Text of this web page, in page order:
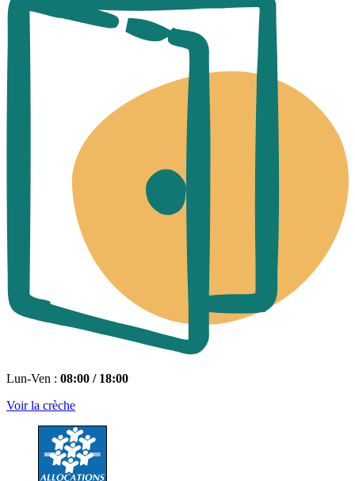
Lun-Ven : 08:00 / 18:00
Voir la crèche